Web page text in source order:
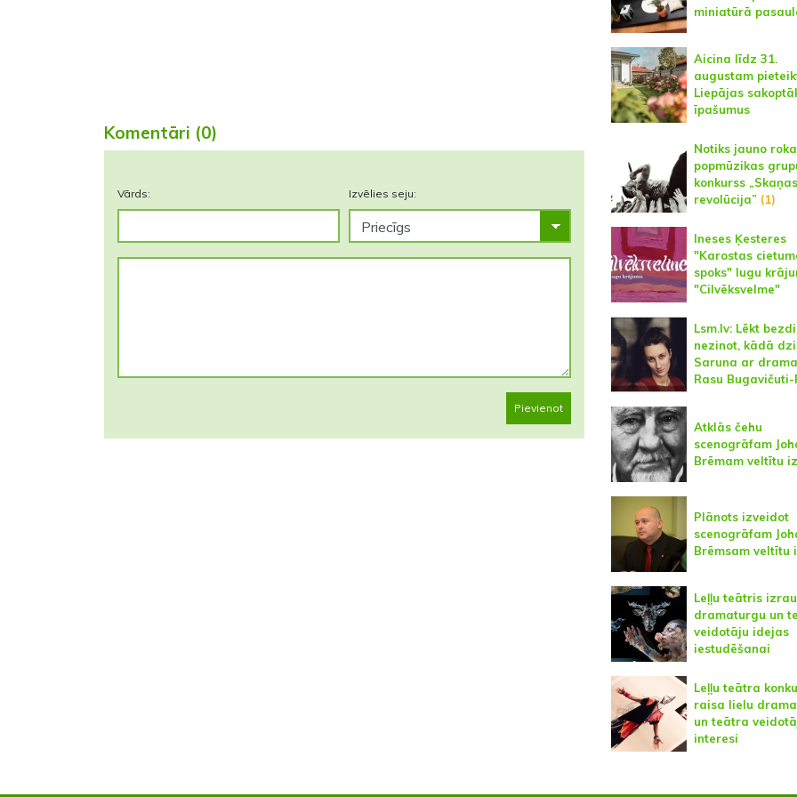
Komentāri (0)
Vārds: Izvēlies seju:
Pievienot
miniatūrā
Aicina līdz 31.
augustam
Liepājas
īpašumus
Notiks jauno
popmūzikas
konkurss „Skaņas
revolūcija” (1)
Ineses Ķesteres
"Karostas
spoks" lugu
"Cilvēksvelme"
Lsm.lv: Lēkt
nezinot, kādā
Saruna ar
Rasu Bugavičuti-
Atklās čehu
scenogrāfam
Brēmam veltītu
Plānots izveidot
scenogrāfam
Brēmsam veltītu
Leļļu teātris
dramaturgu un
veidotāju idejas
iestudēšanai
Leļļu teātra
raisa lielu
un teātra
interesi